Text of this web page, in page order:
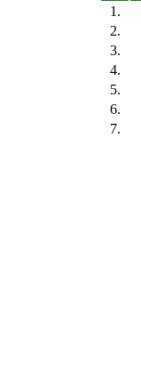
1.
2.
3.
4.
5.
6.
7.